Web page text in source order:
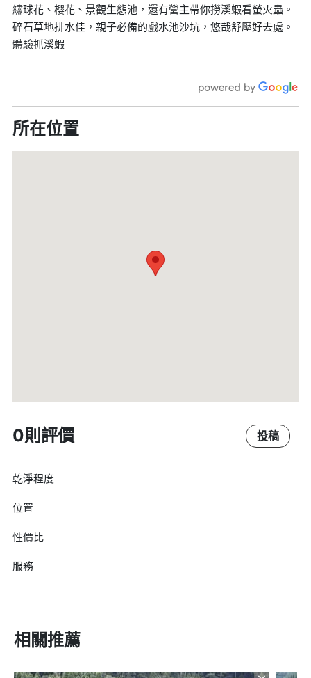
繡球花、櫻花、景觀生態池，還有營主帶你撈溪蝦看螢火蟲。
碎石草地排水佳，親子必備的戲水池沙坑，悠哉舒壓好去處。
體驗抓溪蝦
所在位置
0則評價 投稿
乾淨程度
位置
性價比
服務
相關推薦